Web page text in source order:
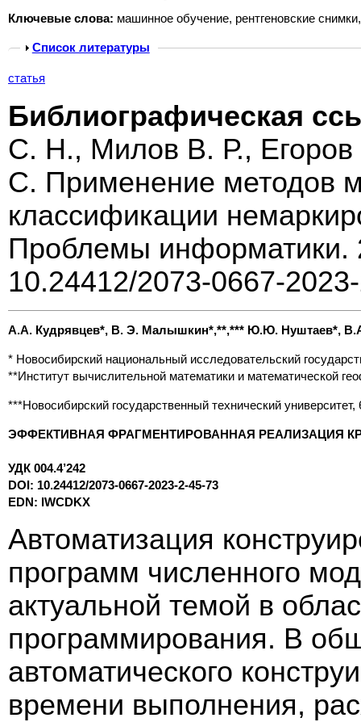
Ключевые слова: машинное обучение, рентгеновские
Show
Список литературы
статья
Библиографическая
С. Н., Милов В. Р.,
С. Применение методов
классификации
Проблемы
10.24412/2073-0667-
A.А. Кудрявцев*, В. Э. Малышкин*,**,*** Ю.Ю. Нуштаев*,
* Новосибирский национальный исследовательский
**Институт вычислительной математики и математической
***Новосибирский государственный технический
ЭФФЕКТИВНАЯ ФРАГМЕНТИРОВАННАЯ РЕАЛИЗАЦИЯ
УДК 004.4’242
DOI: 10.24412/2073-0667-2023-2-45-73
EDN: IWCDKX
Автоматизация
программ численного
актуальной темой в
программирования. В
автоматического
времени выполнения,